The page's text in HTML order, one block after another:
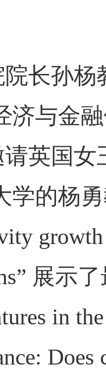
长孙杨
济与金
英国女
学的杨
growth
展示
in